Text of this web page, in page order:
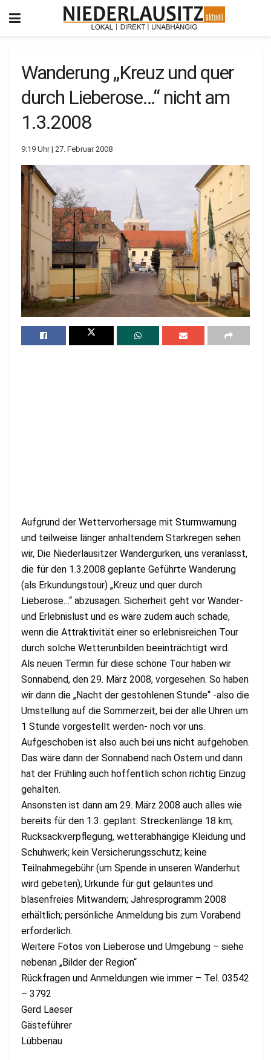
Wanderung „Kreuz und quer
durch Lieberose…“ nicht am
1.3.2008
9:19 Uhr | 27. Februar 2008
Aufgrund der Wettervorhersage mit Sturmwarnung
und teilweise länger anhaltendem Starkregen sehen
wir, Die Niederlausitzer Wandergurken, uns veranlasst,
die für den 1.3.2008 geplante Geführte Wanderung
(als Erkundungstour) „Kreuz und quer durch
Lieberose…“ abzusagen. Sicherheit geht vor Wander-
und Erlebnislust und es wäre zudem auch schade,
wenn die Attraktivität einer so erlebnisreichen Tour
durch solche Wetterunbilden beeinträchtigt wird.
Als neuen Termin für diese schöne Tour haben wir
Sonnabend, den 29. März 2008, vorgesehen. So haben
wir dann die „Nacht der gestohlenen Stunde“ -also die
Umstellung auf die Sommerzeit, bei der alle Uhren um
1 Stunde vorgestellt werden- noch vor uns.
Aufgeschoben ist also auch bei uns nicht aufgehoben.
Das wäre dann der Sonnabend nach Ostern und dann
hat der Frühling auch hoffentlich schon richtig Einzug
gehalten.
Ansonsten ist dann am 29. März 2008 auch alles wie
bereits für den 1.3. geplant: Streckenlänge 18 km;
Rucksackverpflegung, wetterabhängige Kleidung und
Schuhwerk; kein Versicherungsschutz; keine
Teilnahmegebühr (um Spende in unseren Wanderhut
wird gebeten); Urkunde für gut gelauntes und
blasenfreies Mitwandern; Jahresprogramm 2008
erhältlich; persönliche Anmeldung bis zum Vorabend
erforderlich.
Weitere Fotos von Lieberose und Umgebung – siehe
nebenan „Bilder der Region“
Rückfragen und Anmeldungen wie immer – Tel. 03542
– 3792
Gerd Laeser
Gästeführer
Lübbenau